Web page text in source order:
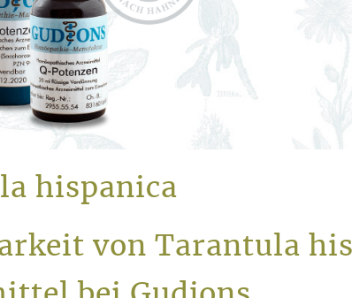
hispanica
von Tarantula